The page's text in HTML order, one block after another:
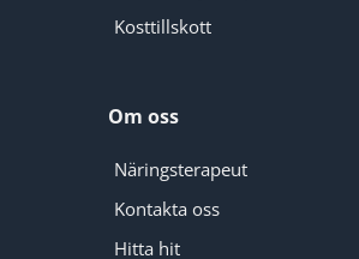
Kosttillskott
Om oss
Näringsterapeut
Kontakta oss
Hitta hit